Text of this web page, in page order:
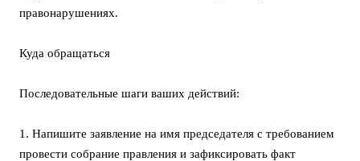
правонарушениях.
Куда обращаться
Последовательные шаги ваших действий:
1. Напишите заявление на имя председателя с требованием
провести собрание правления и зафиксировать факт